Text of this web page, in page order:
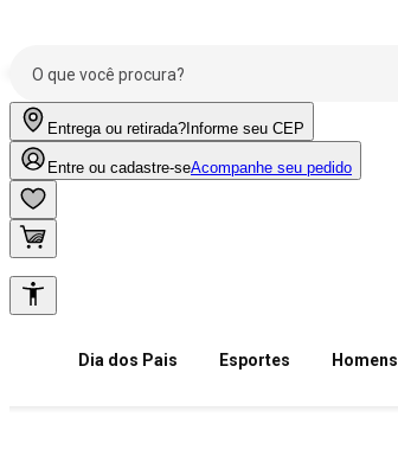
Entrega ou retirada? Informe seu CEP
Entre ou cadastre-seAcompanhe seu pedido
Dia dos Pais Esportes Homens